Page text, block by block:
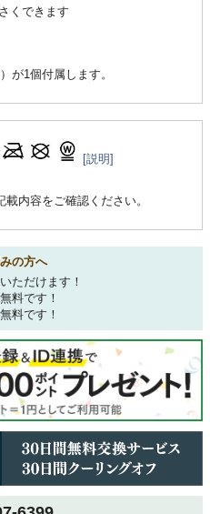
できます
が1個付属します。
[説明]
内容をご確認ください。
の方へ
ただけます！
料です！
料です！